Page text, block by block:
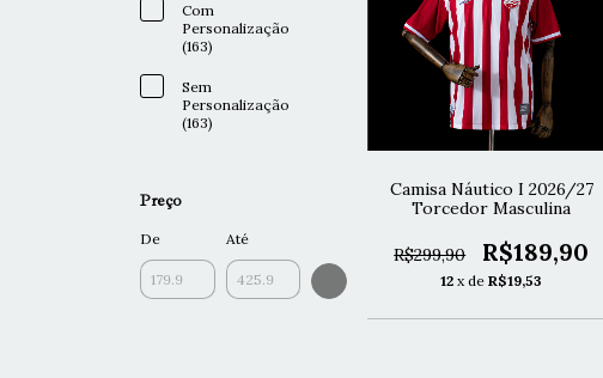
Com
Personalização
(163)
Sem
Personalização
(163)
Preço
De Até
Camisa Náutico I 2026/27
Torcedor Masculina
R$299,90 R$189,90
12 x deR$19,53